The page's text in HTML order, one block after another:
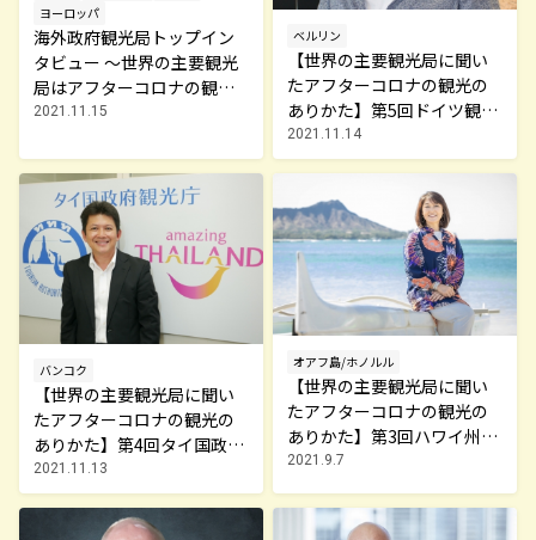
ヨーロッパ
海外政府観光局トップイン
タビュー ～世界の主要観光
局はアフターコロナの観光
をどう捉えているのか～
2021.11.15
ベルリン
【世界の主要観光局に聞い
たアフターコロナの観光の
ありかた】第5回ドイツ観光
局 観光再開に向けて準備
が整うドイツではあなたの
来訪を心からお待ちしてお
ります
2021.11.14
バンコク
【世界の主要観光局に聞い
たアフターコロナの観光の
ありかた】第4回タイ国政府
観光庁 タイのホスピタリテ
ィ、ウエルネスをぜひ体験
しにお越しください！
2021.11.13
オアフ島/ホノルル
【世界の主要観光局に聞い
たアフターコロナの観光の
ありかた】第3回ハワイ州観
光局 ハワイの人たちが大切
の旅行者と一緒に守ってい
2021.9.7